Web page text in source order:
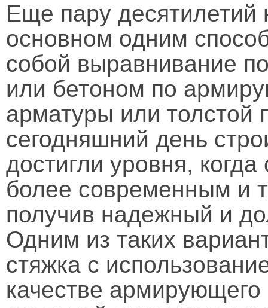
Еще пару десятилетий
основном одним
собой выравнивание
или бетоном по
арматуры или толстой
сегодняшний день
достигли уровня,
более современным и
получив надежный и
Одним из таких
стяжка с
качестве